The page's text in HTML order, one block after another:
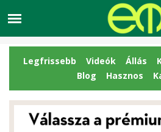
Legfrissebb Videók Állás
Blog
Hasznos